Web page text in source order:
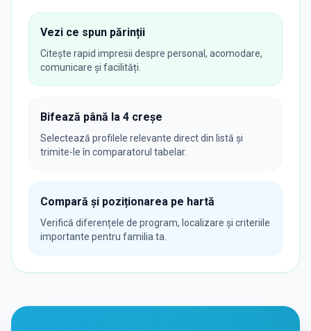
Vezi ce spun părinții
Citește rapid impresii despre personal, acomodare,
comunicare și facilități.
Bifează până la 4 creșe
Selectează profilele relevante direct din listă și
trimite-le în comparatorul tabelar.
Compară și poziționarea pe hartă
Verifică diferențele de program, localizare și criteriile
importante pentru familia ta.